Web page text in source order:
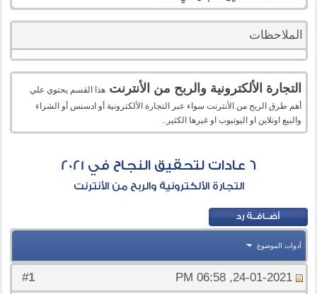
الملاحظات
التجارة الألكترونية والربح من الأنترنت هذا القسم يحتوي علي
أهم طرق الربح من الأنترنت سواء عبر التجارة الألكترونية أو ادسنس أو الشراء
والبيع اونلاين او اليوتيوب او غيرها الكثير..
6 عادات لتحقيق النجاح في 2021
التجارة الألكترونية والربح من الأنترنت
أدوات الموضوع
#
1 24-01-2021, 06:58 PM